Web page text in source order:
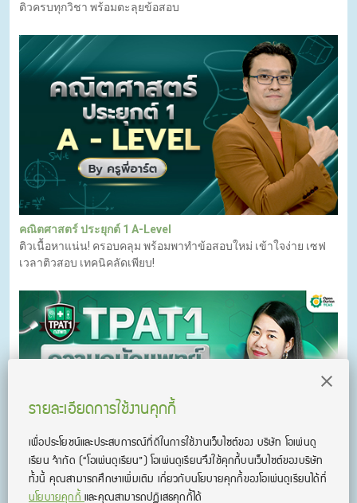
ติวครบทุกวิชา พร้อมตะลุยข้อสอบ
คณิตศาสตร์ ประยุกต์ 1 A-Level
ติวเนื้อหาแน่น! ครอบคลุม พร้อมพาทำข้อสอบใหม่ เข้าใจง่าย เซฟ
เวลาติวสอบ เทคนิคลัดเพียบ!
TPAT1 ความถนัดแพทย์ กสพท by ครูพี่ฟิล์ม
รายละเอียดการใช้งานคุกกี้
เพื่อประโยชน์และประสบการณ์ที่ดีในการใช้งานเว็บไซต์ของ บริษัท โอเพ่นดู
เรียน จํากัด (“โอเพ่นดูเรียน”)โอเพ่นดูเรียนจึงใช้คุกกี้บนเว็บไซต์ของบริษัท
ทั้งนี้ คุณสามารถศึกษาเพิ่มเติม เกี่ยวกับนโยบายคุกกี้ของโอเพ่นดูเรียนได้ที่
นโยบายคุกกี้และคุณสามารถปฏิเสธคุกกี้ได้